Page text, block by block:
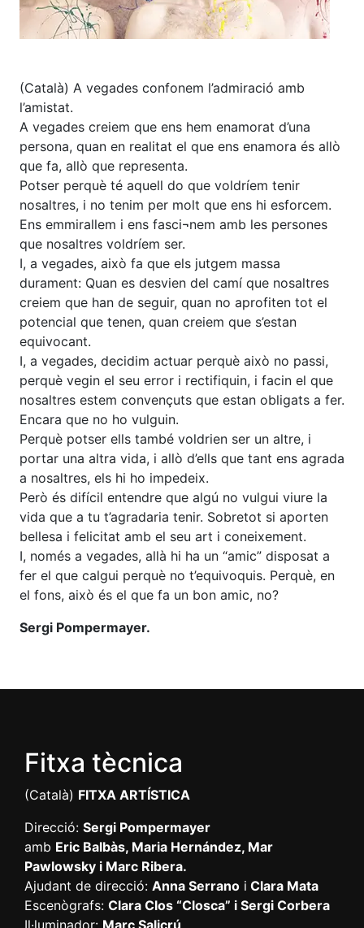
(Català) A vegades confonem l’admiració amb
l’amistat.
A vegades creiem que ens hem enamorat d’una
persona, quan en realitat el que ens enamora és allò
que fa, allò que representa.
Potser perquè té aquell do que voldríem tenir
nosaltres, i no tenim per molt que ens hi esforcem.
Ens emmirallem i ens fasci¬nem amb les persones
que nosaltres voldríem ser.
I, a vegades, això fa que els jutgem massa
durament: Quan es desvien del camí que nosaltres
creiem que han de seguir, quan no aprofiten tot el
potencial que tenen, quan creiem que s’estan
equivocant.
I, a vegades, decidim actuar perquè això no passi,
perquè vegin el seu error i rectifiquin, i facin el que
nosaltres estem convençuts que estan obligats a fer.
Encara que no ho vulguin.
Perquè potser ells també voldrien ser un altre, i
portar una altra vida, i allò d’ells que tant ens agrada
a nosaltres, els hi ho impedeix.
Però és difícil entendre que algú no vulgui viure la
vida que a tu t’agradaria tenir. Sobretot si aporten
bellesa i felicitat amb el seu art i coneixement.
I, només a vegades, allà hi ha un “amic” disposat a
fer el que calgui perquè no t’equivoquis. Perquè, en
el fons, això és el que fa un bon amic, no?
Sergi Pompermayer.
Fitxa tècnica
(Català) FITXA ARTÍSTICA
Direcció: Sergi Pompermayer
amb Eric Balbàs, Maria Hernández, Mar
Pawlowsky i Marc Ribera.
Ajudant de direcció: Anna Serrano i Clara Mata
Escenògrafs: Clara Clos “Closca” i Sergi Corbera